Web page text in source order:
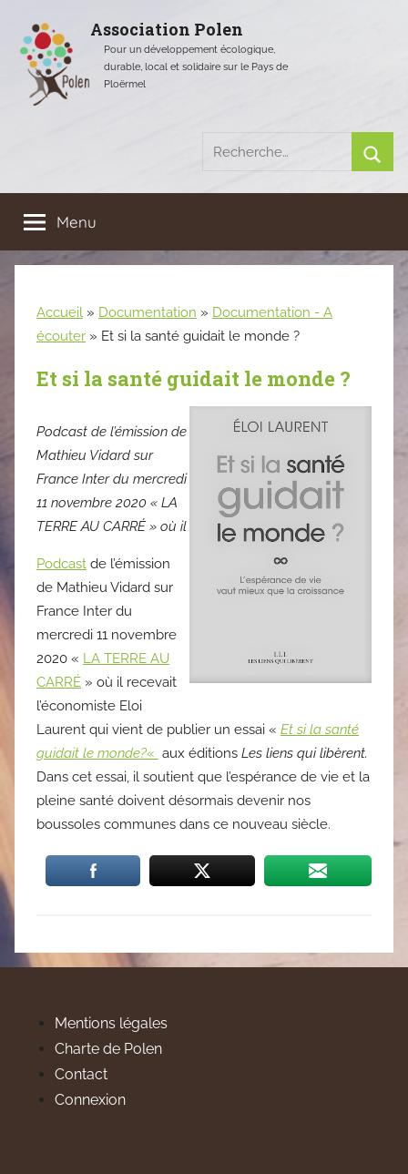
contenu
Association Polen
Pour un développement écologique,
durable, local et solidaire sur le Pays de
Ploërmel
Recherche
:
Menu
Accueil » Documentation » Documentation - A
écouter » Et si la santé guidait le monde ?
Et si la santé guidait le monde ?
Podcast de l’émission de
Mathieu Vidard sur
France Inter du mercredi
11 novembre 2020 « LA
TERRE AU CARRÉ » où il
Podcast de l’émission
de Mathieu Vidard sur
France Inter du
mercredi 11 novembre
2020 « LA TERRE AU
CARRÉ » où il recevait
l’économiste Eloi
Laurent qui vient de publier un essai « Et si la santé
guidait le monde?« aux éditions Les liens qui libèrent.
Dans cet essai, il soutient que l’espérance de vie et la
pleine santé doivent désormais devenir nos
boussoles communes dans ce nouveau siècle.
Mentions légales
Charte de Polen
Contact
Connexion